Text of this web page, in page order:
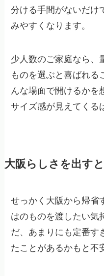
分ける手間がないだけ
みやすくなります。
少人数のご家庭なら、
ものを選ぶと喜ばれる
んな場面で開けるかを
サイズ感が見えてくる
大阪らしさを出す
せっかく大阪から帰省
はのものを渡したい気
だ、あまりにも定番す
たことがあるかもと不